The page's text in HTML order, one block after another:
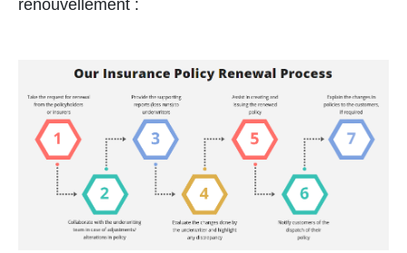
renouvellement :